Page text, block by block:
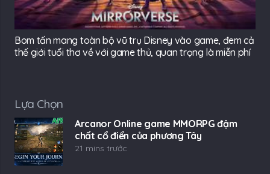
Bom tấn mang toàn bộ vũ trụ Disney vào game, đem cả
thế giới tuổi thơ về với game thủ, quan trọng là miễn phí
Lựa Chọn
Arcanor Online game MMORPG đậm
chất cổ điển của phương Tây
21 mins trước